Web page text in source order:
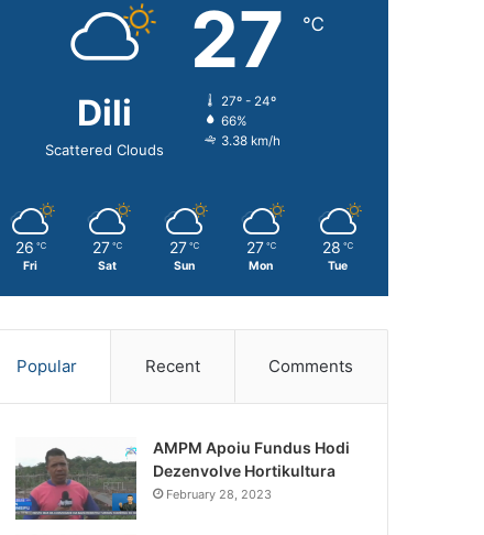
Dili
Scattered Clouds
27 ℃
27º - 24º
66%
3.38 km/h
26 ℃
Fri
27 ℃
Sat
27 ℃
Sun
27 ℃
Mon
28 ℃
Tue
Popular Recent Comments
AMPM Apoiu Fundus Hodi
Dezenvolve Hortikultura
February 28, 2023